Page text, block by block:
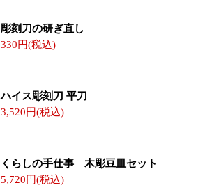
彫刻刀の研ぎ直し
330
ハイス彫刻刀 平刀
3,520
くらしの手仕事 木彫豆皿セット
5,720